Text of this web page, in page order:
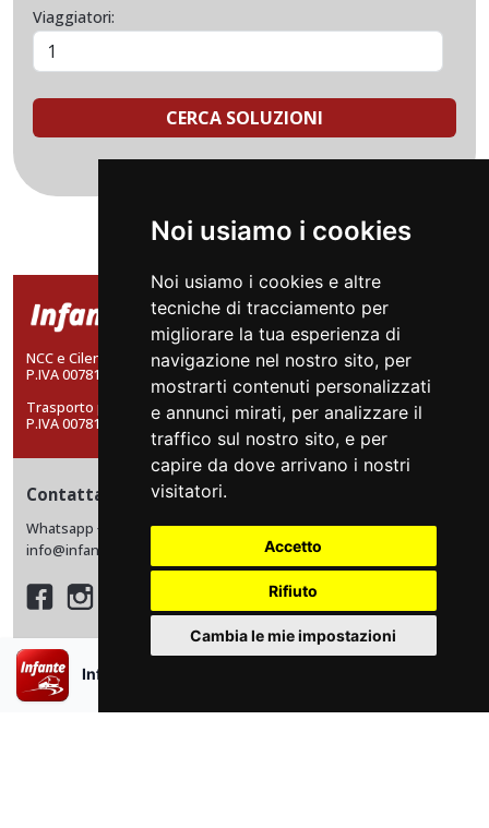
Noi usiamo i cookies
Noi usiamo i cookies e altre
tecniche di tracciamento per
migliorare la tua esperienza di
navigazione nel nostro sito, per
mostrarti contenuti personalizzati
e annunci mirati, per analizzare il
traffico sul nostro sito, e per
capire da dove arrivano i nostri
visitatori.
Accetto
Rifiuto
Cambia le mie impostazioni
Viaggiatori:
CERCA SOLUZIONI
NCC e CilentoBus: FRATELLI INFANTE SRL a socio unico
P.IVA 00781610654.
Trasporto pubblico locale: INFANTE A. RAFFAELE SRL a socio unico
P.IVA 00781600655
Contattaci
Whatsapp +39 0974 198 4230
info@infantebus.it
Assistenza
Informativa privacy
Infante Bus APP